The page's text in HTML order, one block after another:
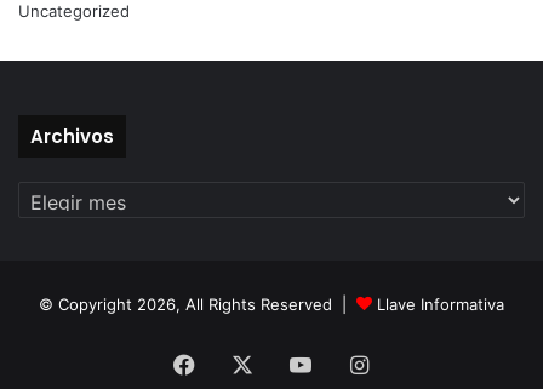
Uncategorized
Archivos
© Copyright 2026, All Rights Reserved | Llave Informativa
Facebook YouTubeInstagram